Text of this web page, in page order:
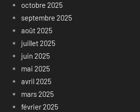
octobre 2025
septembre 2025
août 2025
juillet 2025
juin 2025
mai 2025
avril 2025
mars 2025
février 2025